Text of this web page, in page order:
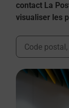
contact La
visualiser les
Ville,